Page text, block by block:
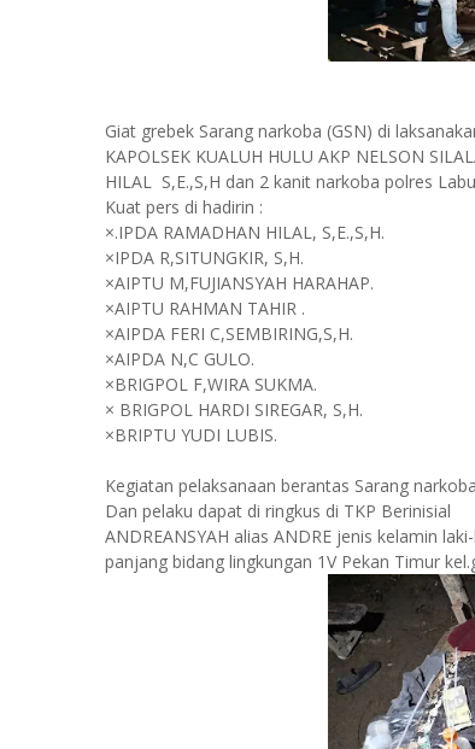
Giat grebek Sarang narkoba (GSN) di
KAPOLSEK KUALUH HULU AKP NELSON
HILAL S,E.,S,H dan 2 kanit narkoba polres
Kuat pers di hadirin :
×.IPDA RAMADHAN HILAL, S,E.,S,H.
×IPDA R,SITUNGKIR, S,H.
×AIPTU M,FUJIANSYAH HARAHAP.
×AIPTU RAHMAN TAHIR .
×AIPDA FERI C,SEMBIRING,S,H.
×AIPDA N,C GULO.
×BRIGPOL F,WIRA SUKMA.
× BRIGPOL HARDI SIREGAR, S,H.
×BRIPTU YUDI LUBIS.
Kegiatan pelaksanaan berantas Sarang
Dan pelaku dapat di ringkus di TKP Berinisial
ANDREANSYAH alias ANDRE jenis kelamin
panjang bidang lingkungan 1V Pekan Timur